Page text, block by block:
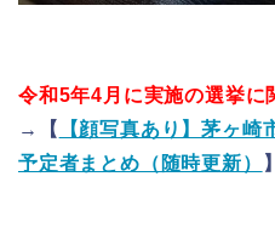
令和5年4月に実施の選挙に
→【
【顔写真あり】茅ヶ
予定者まとめ（随時更新）